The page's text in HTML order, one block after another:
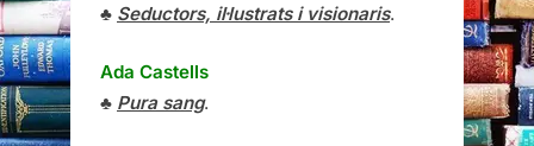
♣ Seductors, il·lustrats i visionaris.
Ada Castells
♣ Pura sang.